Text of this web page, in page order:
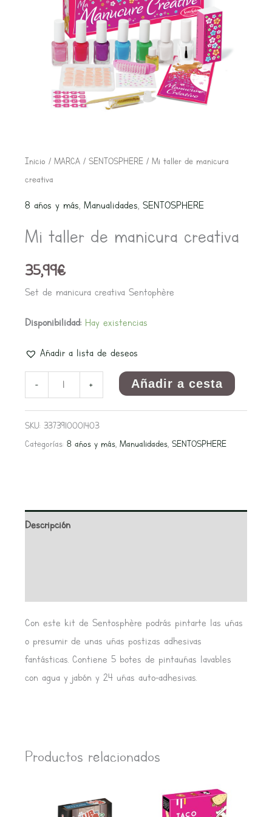
Inicio / MARCA/ SENTOSPHERE/ Mi taller de manicura
creativa
8 años y más, Manualidades, SENTOSPHERE
Mi taller de manicura creativa
35,99€
Set de manicura creativa Sentophère
Disponibilidad: Hay existencias
Añadir a lista de deseos
-
Mi
taller
manicura
creativa
+ Añadir a cesta
SKU: 3373910001403
Categorías: 8 años y más, Manualidades, SENTOSPHERE
Descripción
Con este kit de Sentosphère podrás pintarte las uñas
o presumir de unas uñas postizas adhesivas
fantásticas. Contiene 5 botes de pintauñas lavables
con agua y jabón y 24 uñas auto-adhesivas.
Productos relacionados